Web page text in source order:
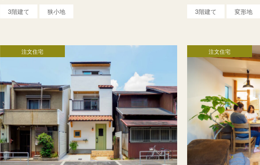
3階建て 狭小地 3階建て 変形地
注文住宅 注文住宅